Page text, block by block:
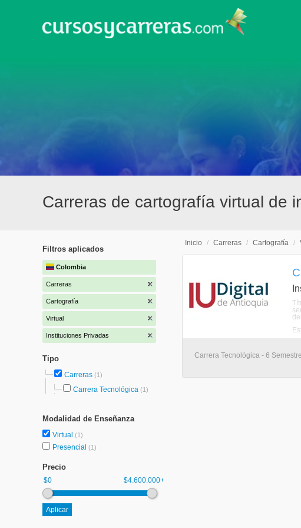
Carreras de cartografía virtual de
Filtros aplicados
Colombia
Carreras
Cartografía
Virtual
Instituciones Privadas
Tipo
Carreras (1)
Carrera Tecnológica (1)
Modalidad de Enseñanza
Virtual (1)
Presencial (1)
Precio
$0 $4.600.000+
Inicio / Carreras / Cartografía /
Carrera Tecnológica - 6